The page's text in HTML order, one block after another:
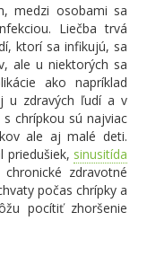
medzi osobami sa
Liečba trvá
ktorí sa infikujú, sa
ale u niektorých sa
ako napríklad
u zdravých ľudí a v
chrípkou sú najviac
ale aj malé deti.
priedušiek, sinusitída
zdravotné
počas chrípky a
pocítiť zhoršenie